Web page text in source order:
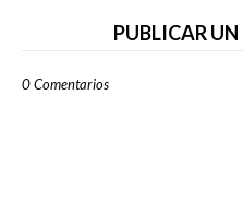
PUBLICAR
0 Comentarios